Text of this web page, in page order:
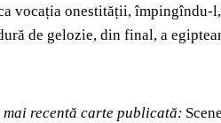
onestității, împingîndu-
de gelozie, din final, a
recentă carte publicată: